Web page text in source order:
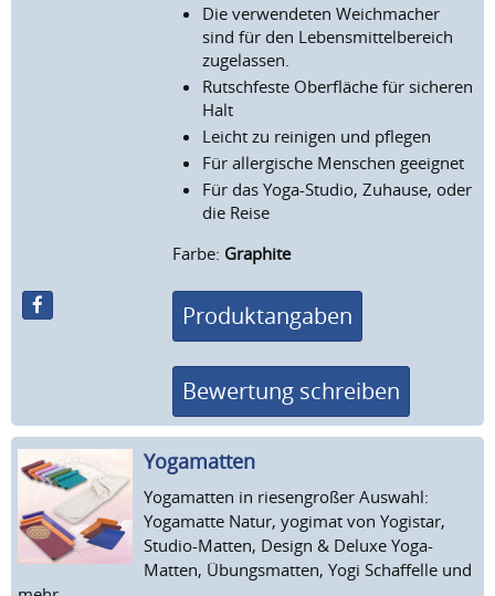
Die verwendeten Weichmacher
sind für den Lebensmittelbereich
zugelassen.
Rutschfeste Oberfläche für sicheren
Halt
Leicht zu reinigen und pflegen
Für allergische Menschen geeignet
Für das Yoga-Studio, Zuhause, oder
die Reise
Farbe: Graphite
Produktangaben
Bewertung schreiben
Yogamatten
Yogamatten in riesengroßer Auswahl:
Yogamatte Natur, yogimat von Yogistar,
Studio-Matten, Design & Deluxe Yoga-
Matten, Übungsmatten, Yogi Schaffelle und